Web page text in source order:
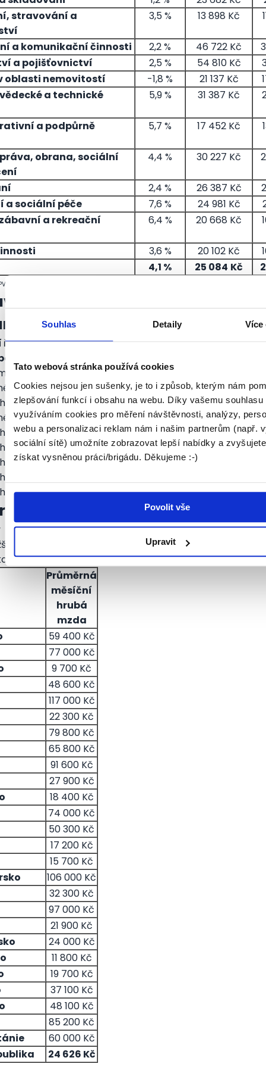
Souhlas Detaily Více
Tato webová stránka používá cookies
Cookies nejsou jen sušenky, je to i způsob, kterým nám
zlepšování funkcí i obsahu na webu. Díky vašemu souhlasu
využíváním cookies pro měření návštěvnosti, analýzy,
webu a personalizaci reklam nám i našim partnerům (např.
sociální sítě) umožníte zobrazovat lepší nabídky a
získat vysněnou práci/brigádu. Děkujeme :-)
Povolit vše
Upravit
stravování a
3,5 % 13 898 Kč
a komunikační činnosti 2,2 % 46 722 Kč
a pojišťovnictví
2,5 % 54 810 Kč
oblasti nemovitostí
-1,8 % 21 137 Kč
a technické
5,9 % 31 387 Kč
a podpůrně 5,7 % 17 452 Kč
obrana, sociální
4,4 % 30 227 Kč
2,4 % 26 387 Kč
a sociální péče
7,6 % 24 981 Kč
a rekreační
6,4 % 20 668 Kč
3,6 % 20 102 Kč
4,1 %
25 084 Kč
pro 1Q 2012
finančně nevděčná a prestižní
a jejich (průměrné) ohodnocení:
ředitel:600 % průměrného platu.
300 %
ředitel:
platu.Art director:185 % průměrného platu.
platu.Daňový poradce:165 % průměrného platu.
platu.Šéfredaktor:150 % průměrného platu.
platu.Veterinář:101 % průměrného platu.
platu.Novinář:97 % průměrného platu.Řidič
platu.Učitel ZŠ:87 % průměrného platu.Instalatér:
platu. Fyzioterapeut:78 % průměrného platu.
platu.
platu.Uklízečka:47 % průměrného platu.
mzdy v ČR a v EU
Evropské unie patří průměrná měsíční mzda v
Pro jednoduchost všechny převádíme v tabulce
podle aktuálních měnových kurzů (24.9.2012).
Průměrná
měsíční
hrubá
mzda
59 400 Kč
77 000 Kč
9 700 Kč
48 600 Kč
117 000 Kč
22 300 Kč
79 800 Kč
65 800 Kč
91 600 Kč
27 900 Kč
18 400 Kč
74 000 Kč
50 300 Kč
17 200 Kč
15 700 Kč
106 000 Kč
32 300 Kč
97 000 Kč
21 900 Kč
24 000 Kč
11 800 Kč
19 700 Kč
37 100 Kč
48 100 Kč
85 200 Kč
60 000 Kč
24 626 Kč